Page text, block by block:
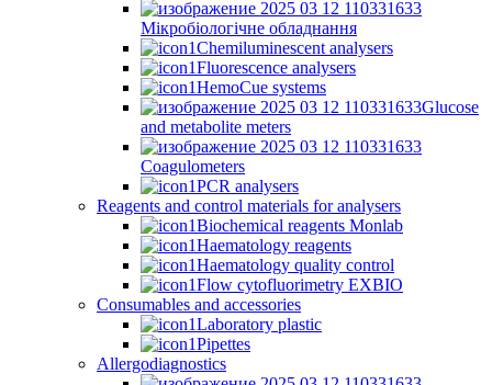
Мікробіологічне обладнання
Chemiluminescent analysers
Fluorescence analysers
HemoCue systems
Glucose
and metabolite meters
Coagulometers
PCR analysers
Reagents and control materials for analysers
Biochemical reagents Monlab
Haematology reagents
Haematology quality control
Flow cytofluorimetry EXBIO
Consumables and accessories
Laboratory plastic
Pipettes
Allergodiagnostics